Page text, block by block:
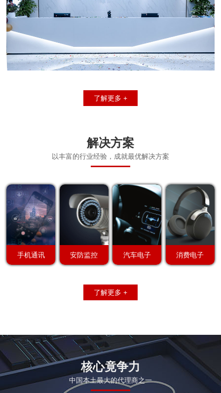
了解更多 +
解决方案
以丰富的行业经验，成就最优解决方案
手机通讯 安防监控 汽车电子 消费电子
了解更多 +
核心竟争力
中国本土最大的代理商之一